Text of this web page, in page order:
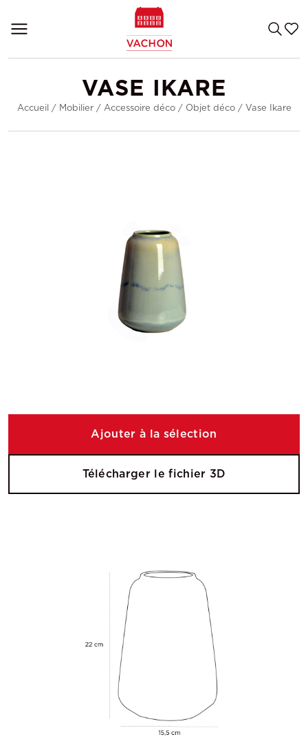
VASE IKARE
Accueil / Mobilier/ Accessoire déco/ Objet déco/ Vase Ikare
Ajouter à la sélection
Télécharger le fichier 3D